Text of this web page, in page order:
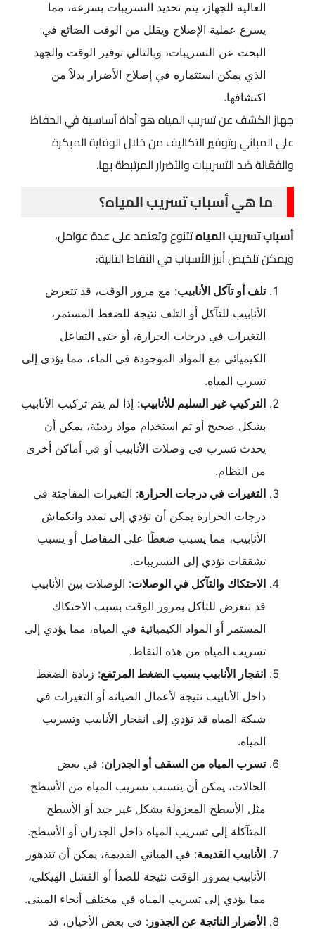
العالية للجهاز، يتم تحديد التسريبات بسرعة، مما
يسرع عملية الإصلاح ويقلل من الوقت الضائع في
البحث عن التسريبات، وبالتالي توفير الوقت والجهد
الذي يمكن استثماره في إصلاح الأضرار بدلاً من
اكتشافها.
جهاز الكشف عن تسريب المياه هو أداة أساسية في الحفاظ
على المباني وتوفير التكاليف من خلال الوقاية المبكرة
والفعّالة ضد التسريبات والأضرار المرتبطة بها.
ما هي أسباب تسريب المياه؟
أسباب تسريب المياهتتنوع وتعتمد على عدة عوامل،
ويمكن تلخيص أبرز الأسباب في النقاط التالية:
تلف أو تآكل الأنابيب: مع مرور الوقت، قد تتعرض
الأنابيب للتآكل أو التلف نتيجة للضغط المستمر،
التغيرات في درجات الحرارة، أو حتى التفاعل
الكيميائي مع المواد الموجودة في الماء، مما يؤدي إلى
تسرب المياه.
التركيب غير السليم للأنابيب: إذا لم يتم تركيب الأنابيب
بشكل صحيح أو تم استخدام مواد رديئة، يمكن أن
يحدث تسرب في وصلات الأنابيب أو في أماكن أخرى
من النظام.
التغيرات في درجات الحرارة: التغيرات المفاجئة في
درجات الحرارة يمكن أن تؤدي إلى تمدد وانكماش
الأنابيب، مما يسبب ضغطًا على المفاصل أو يسبب
تشققات تؤدي إلى التسريبات.
الاحتكاك والتآكل في الوصلات: الوصلات بين الأنابيب
قد تتعرض للتآكل بمرور الوقت بسبب الاحتكاك
المستمر أو المواد الكيميائية في المياه، مما يؤدي إلى
تسريب المياه من هذه النقاط.
انفجار الأنابيب بسبب الضغط المرتفع: زيادة الضغط
داخل الأنابيب نتيجة لأعمال الصيانة أو التغيرات في
شبكة المياه قد تؤدي إلى انفجار الأنابيب وتسريب
المياه.
تسرب المياه من السقف أو الجدران: في بعض
الحالات، يمكن أن يتسبب تسريب المياه من الأسطح
مثل الأسطح المعزولة بشكل غير جيد أو الأسطح
المتآكلة إلى تسريب المياه داخل الجدران أو الأسطح.
الأنابيب القديمة: في المباني القديمة، يمكن أن تتدهور
الأنابيب بمرور الوقت نتيجة للصدأ أو الفشل الهيكلي،
مما يؤدي إلى تسريب المياه في مختلف أنحاء المبنى.
الأضرار الناتجة عن الجذور : في بعض الأحيان، قد